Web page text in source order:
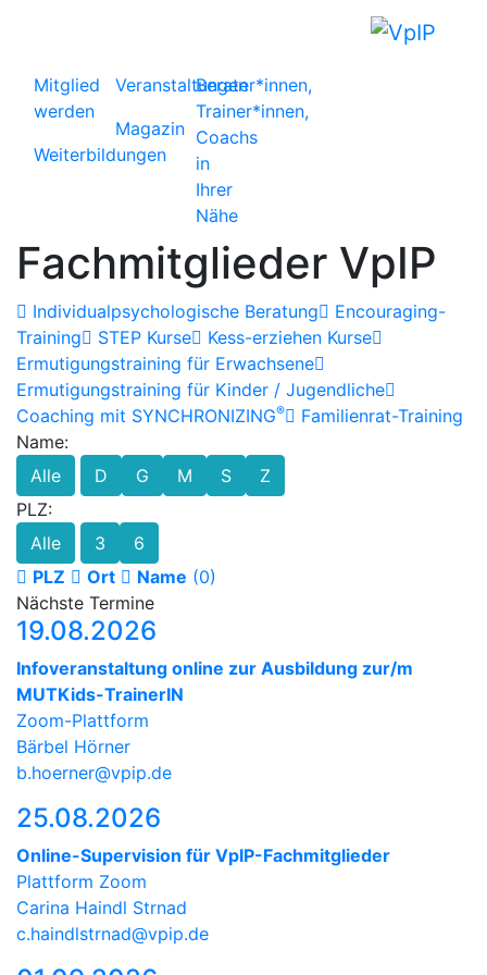
Mitglied
werden
Weiterbildungen
Veranstaltungen
Magazin
Berater*innen,
Trainer*innen,
Coachs
in
Ihrer
Nähe
Fachmitglieder VpIP
Individualpsychologische Beratung
Encouraging-
Training
STEP Kurse
Kess-erziehen Kurse
Ermutigungstraining für Erwachsene
Ermutigungstraining für Kinder / Jugendliche
Coaching mit SYNCHRONIZING®
Familienrat-Training
Name:
Alle
D G M S
Z
PLZ:
Alle
3
6
PLZ
Ort Name (0)
Nächste Termine
19.08.2026
Infoveranstaltung online zur Ausbildung zur/m
MUTKids-TrainerIN
Zoom-Plattform
Bärbel Hörner
b.hoerner@vpip.de
25.08.2026
Online-Supervision für VpIP-Fachmitglieder
Plattform Zoom
Carina Haindl Strnad
c.haindlstrnad@vpip.de